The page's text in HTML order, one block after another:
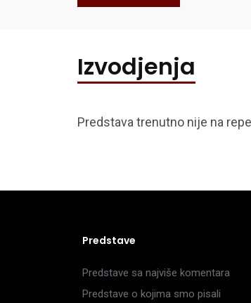
Izvodjenja
Predstava trenutno nije na
Predstave
Predstave sa najviše komentara
Predstave o kojima smo pisali